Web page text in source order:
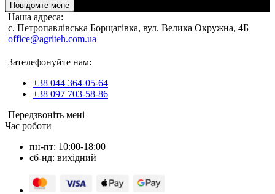
Повідомте мене
Наша адреса:
c. Петропавлівська Борщагівка, вул. Велика Окружна, 4Б
office@agriteh.com.ua
Зателефонуйте нам:
+38 044 364-05-64
+38 097 703-58-86
Передзвоніть мені
Час роботи
пн-пт: 10:00-18:00
сб-нд: вихідний